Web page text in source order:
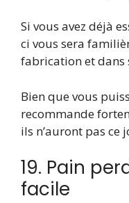
Si vous avez déjà
ci vous sera
fabrication et dans
Bien que vous
recommande
ils n’auront pas
19. Pain
facile